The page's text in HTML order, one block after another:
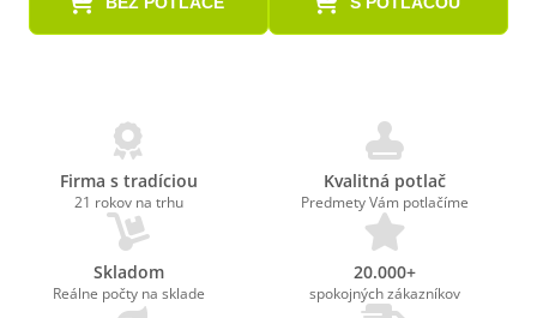
Firma s tradíciou
21 rokov na trhu
Kvalitná potlač
Predmety Vám potlačíme
Skladom
Reálne počty na sklade
20.000+
spokojných zákazníkov